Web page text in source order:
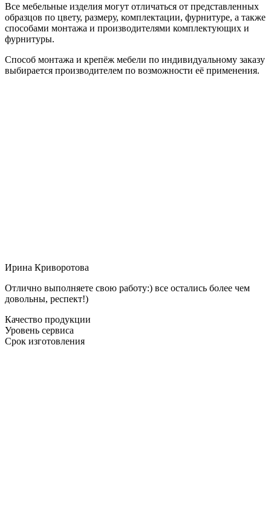
Все мебельные изделия могут отличаться от представленных
образцов по цвету, размеру, комплектации, фурнитуре, а также
способами монтажа и производителями комплектующих и
фурнитуры.
Способ монтажа и крепёж мебели по индивидуальному заказу
выбирается производителем по возможности её применения.
Ирина Криворотова
Отлично выполняете свою работу:) все остались более чем
довольны, респект!)
Качество продукции
Уровень сервиса
Срок изготовления